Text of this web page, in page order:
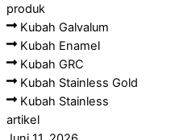
produk
Kubah Galvalum
Kubah Enamel
Kubah GRC
Kubah Stainless Gold
Kubah Stainless
artikel